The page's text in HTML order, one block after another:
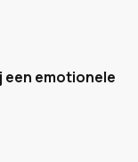
een emotionele